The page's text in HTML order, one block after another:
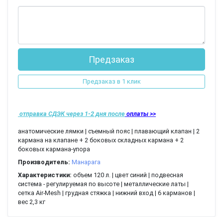
Предзаказ
Предзаказ в 1 клик
отправка СДЭК через 1-2 дня после оплаты >>
анатомические лямки | съемный пояс | плавающий клапан | 2
кармана на клапане + 2 боковых складных кармана + 2
боковых кармана-упора
Производитель: Манарага
Характеристики: объем 120 л. | цвет синий | подвесная
система - регулируемая по высоте | металлические латы |
сетка Air-Mesh | грудная стяжка | нижний вход | 6 карманов |
вес 2,3 кг